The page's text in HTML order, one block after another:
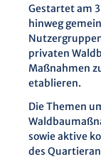
Gestartet am
hinweg
privaten
Maßnahmen
etablieren.
Die Themen
sowie aktive
des